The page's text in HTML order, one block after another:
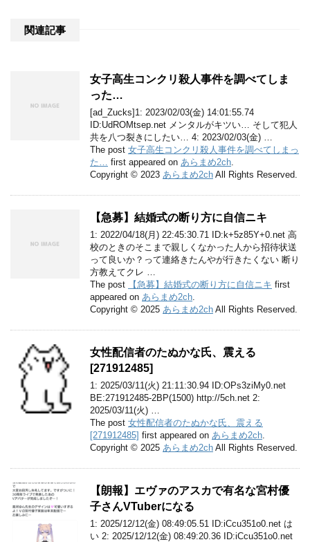
関連記事
女子高生コンクリ殺人事件を調べてしま
った…
[ad_Zucks]1: 2023/02/03(金) 14:01:55.74
ID:UdROMtsep.net メンタルがキツい… そして犯人
共を八つ裂きにしたい… 4: 2023/02/03(金) …
The post 女子高生コンクリ殺人事件を調べてしまっ
た…
first appeared on あらまめ2ch
Copyright © 2023 あらまめ2ch All Rights Reserved.
【急募】結婚式の断り方に自信ニキ
1: 2022/04/18(月) 22:45:30.71 ID:k+5z85Y+0.net 高
校のときのそこまで親しくなかった人から招待状送
って良いか？って連絡きたんやが行きたくない 断り
方教えてクレ …
The post
【急募】結婚式の断り方に自信ニキ first
appeared on あらまめ2ch
Copyright © 2025 あらまめ2ch All Rights Reserved.
女性配信者のたぬかな氏、震える
[271912485]
1: 2025/03/11(火) 21:11:30.94 ID:OPs3ziMy0.net
BE:271912485-2BP(1500) http://5ch.net 2:
2025/03/11(火) …
The post 女性配信者のたぬかな氏、震える
[271912485] first appeared on あらまめ2ch
Copyright © 2025 あらまめ2ch All Rights Reserved.
【朗報】エヴァのアスカで有名な宮村優
子さんVTuberになる
1: 2025/12/12(金) 08:49:05.51 ID:iCcu351o0.net は
い 2: 2025/12/12(金) 08:49:20.36 ID:iCcu351o0.net